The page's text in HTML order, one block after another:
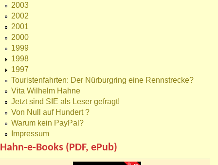
2003
2002
2001
2000
1999
1998
1997
Touristenfahrten: Der Nürburgring eine Rennstrecke?
Vita Wilhelm Hahne
Jetzt sind SIE als Leser gefragt!
Von Null auf Hundert ?
Warum kein PayPal?
Impressum
Hahn-e-Books (PDF, ePub)